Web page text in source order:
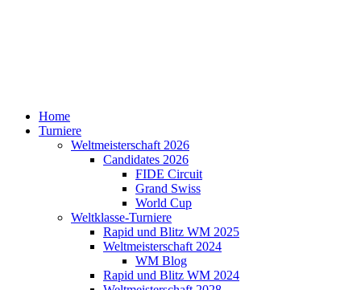
Home
Turniere
Weltmeisterschaft 2026
Candidates 2026
FIDE Circuit
Grand Swiss
World Cup
Weltklasse-Turniere
Rapid und Blitz WM 2025
Weltmeisterschaft 2024
WM Blog
Rapid und Blitz WM 2024